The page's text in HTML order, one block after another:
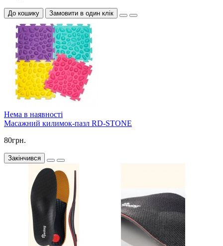
До кошику Замовити в один клік
Нема в наявності
Масажний килимок-пазл RD-STONE
80грн.
Закінчився